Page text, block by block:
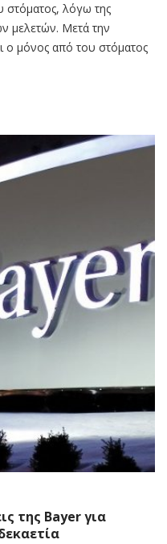
στόματος, λόγω της
μελετών. Μετά την
ο μόνος από του στόματος
της Bayer για